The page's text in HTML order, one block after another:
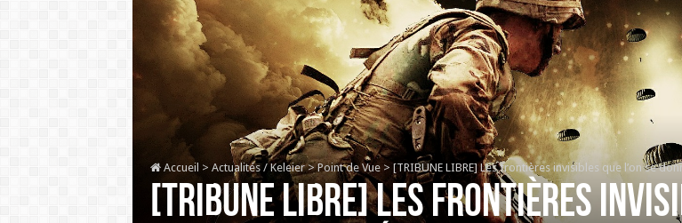
Accueil > Actualités / Keleier > Point de Vue > [TRIBUNE LIBRE] Les frontières invisibles que l’on se
[TRIBUNE LIBRE] Les frontières